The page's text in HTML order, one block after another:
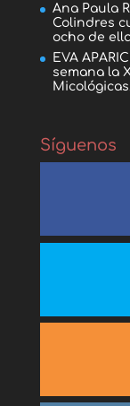
Ana Paula
Colindres
ocho de
EVA
semana la
Síguenos